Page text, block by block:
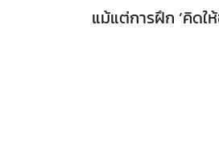
แม้แต่การฝึก ‘คิดใ